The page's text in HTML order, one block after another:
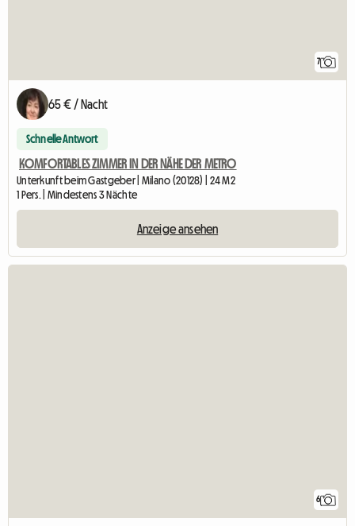
7
65 € / Nacht
Schnelle Antwort
KOMFORTABLES ZIMMER IN DER NÄHE DER METRO
Unterkunft beim Gastgeber | Milano (20128) | 24 M2
1 Pers. | Mindestens 3 Nächte
Anzeige ansehen
6